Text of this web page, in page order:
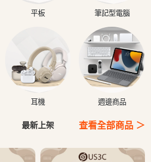
平板 筆記型電腦
耳機 週邊商品
最新上架 查看全部商品 ＞